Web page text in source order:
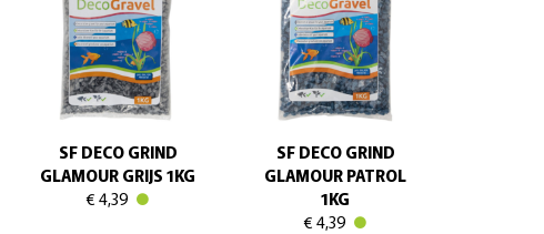
SF DECO GRIND
GLAMOUR GRIJS 1KG
€ 4,39
SF DECO GRIND
GLAMOUR PATROL
1KG
€ 4,39